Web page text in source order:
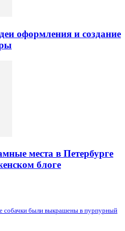
оформления и создание
места в Петербурге
блоге
собачки были выкрашены в пурпурный